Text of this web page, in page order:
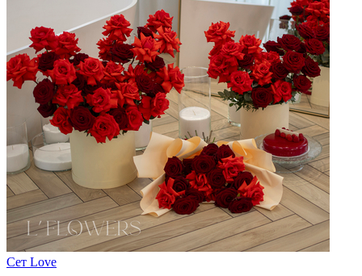
Сет Love